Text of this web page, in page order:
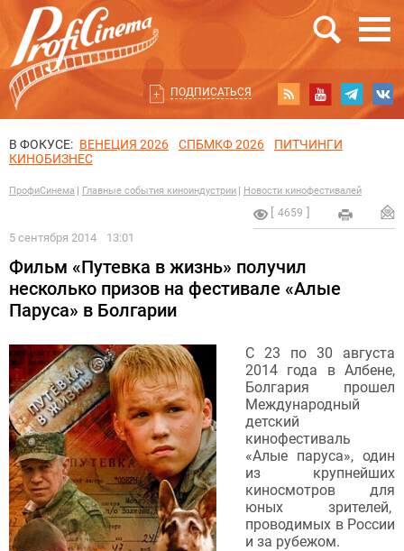
ПОДПИСАТЬСЯ
В ФОКУСЕ: ВЕНЕЦИЯ 2026 СПБМКФ 2026
ПИТЧИНГИ
КИНОБИЗНЕС
ПрофиСинема Главные события киноиндустрии Новости кинофестивалей
4659
5 сентября 2014 13:01
Фильм «Путевка в жизнь» получил
несколько призов на фестивале «Алые
Паруса» в Болгарии
С 23 по 30 августа
2014 года в Албене,
Болгария прошел
Международный
детский
кинофестиваль
«Алые паруса», один
из крупнейших
киносмотров для
юных зрителей,
проводимых в России
и за рубежом.